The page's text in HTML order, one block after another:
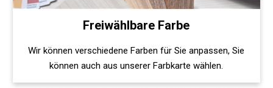
Freiwählbare Farbe
Wir können verschiedene Farben für Sie anpassen, Sie
können auch aus unserer Farbkarte wählen.